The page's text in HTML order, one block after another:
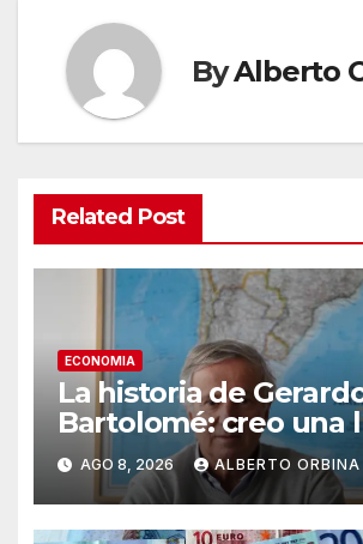
ByAlberto
Related Post
ECONOMIA
La historia de
Bartolomé: creo una
semilla en todo el
la traspasó a su hijo y
emprendiendo
AGO 8, 2026 ALBERTO ORBINA